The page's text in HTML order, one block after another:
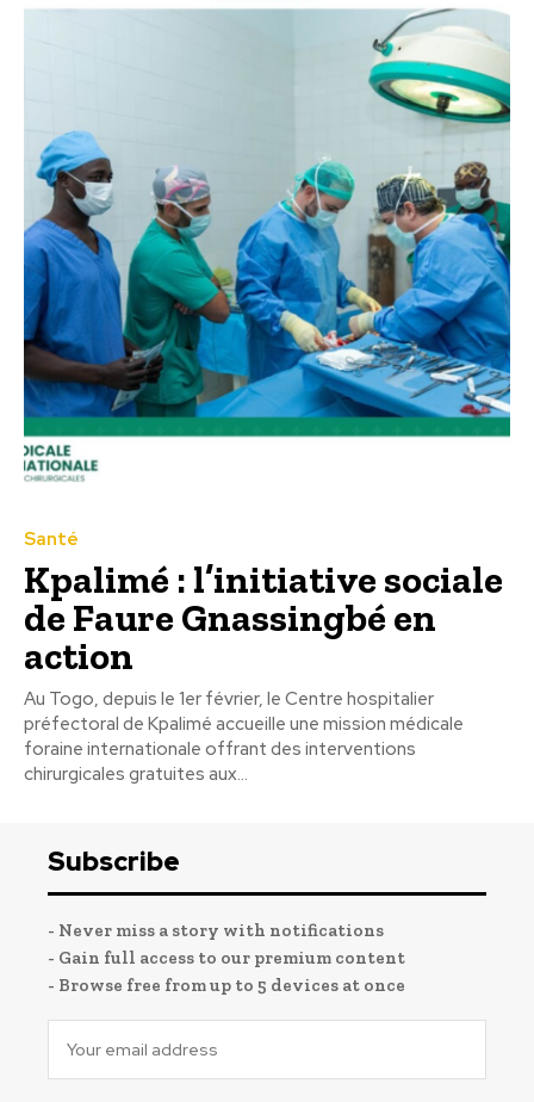
Santé
Kpalimé : l’initiative sociale
de Faure Gnassingbé en
action
Au Togo, depuis le 1er février, le Centre hospitalier
préfectoral de Kpalimé accueille une mission médicale
foraine internationale offrant des interventions
chirurgicales gratuites aux...
Subscribe
- Never miss a story with notifications
- Gain full access to our premium content
- Browse free from up to 5 devices at once